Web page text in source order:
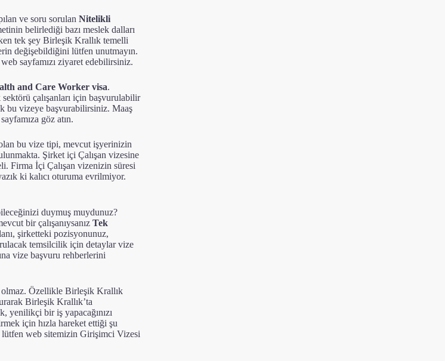
ve soru sorulan Nitelikli
belirlediği bazı meslek dalları
tek şey Birleşik Krallık temelli
değişebildiğini lütfen unutmayın.
web sayfamızı ziyaret edebilirsiniz.
and Care Worker visa.
çalışanları için başvurulabilir
bu vizeye başvurabilirsiniz. Maaş
göz atın.
bu vize tipi, mevcut işyerinizin
Şirket içi Çalışan vizesine
Firma İçi Çalışan vizenizin süresi
ki kalıcı oturuma evrilmiyor.
duymuş muydunuz?
bir çalışanıysanız Tek
şirketteki pozisyonunuz,
temsilcilik için detaylar vize
vize başvuru rehberlerini
olmaz. Özellikle Birleşik Krallık
Birleşik Krallık’ta
yenilikçi bir iş yapacağınızı
için hızla hareket ettiği şu
web sitemizin Girişimci Vizesi